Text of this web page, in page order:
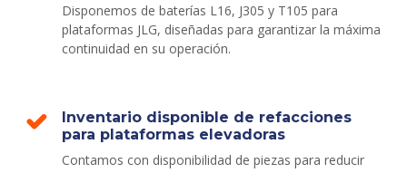
Disponemos de baterías L16, J305 y T105 para
plataformas JLG, diseñadas para garantizar la máxima
continuidad en su operación.
Inventario disponible de refacciones
para plataformas elevadoras
Contamos con disponibilidad de piezas para reducir